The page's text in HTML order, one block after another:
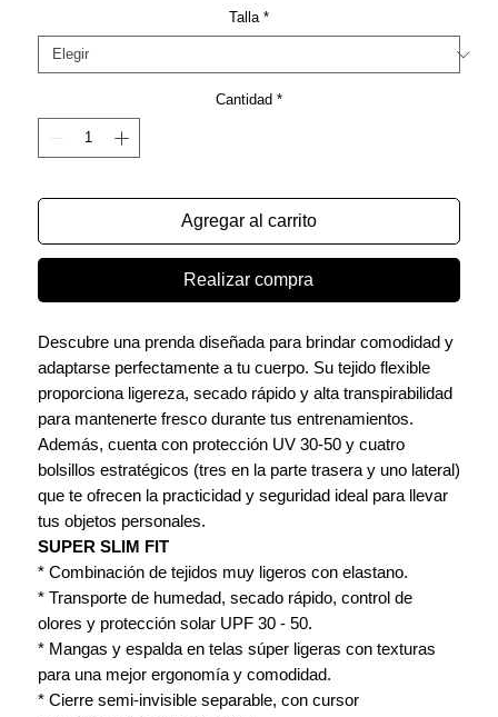
Talla *
Cantidad *
Agregar al carrito
Realizar compra
Descubre una prenda diseñada para brindar comodidad y
adaptarse perfectamente a tu cuerpo. Su tejido flexible
proporciona ligereza, secado rápido y alta transpirabilidad
para mantenerte fresco durante tus entrenamientos.
Además, cuenta con protección UV 30-50 y cuatro
bolsillos estratégicos (tres en la parte trasera y uno lateral)
que te ofrecen la practicidad y seguridad ideal para llevar
tus objetos personales.
SUPER SLIM FIT
* Combinación de tejidos muy ligeros con elastano.
* Transporte de humedad, secado rápido, control de
olores y protección solar UPF 30 - 50.
* Mangas y espalda en telas súper ligeras con texturas
para una mejor ergonomía y comodidad.
* Cierre semi-invisible separable, con cursor